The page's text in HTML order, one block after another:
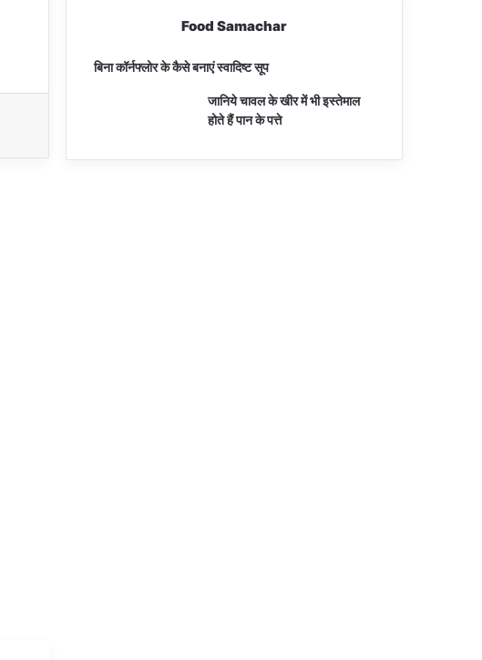
Food Samachar
बिना कॉर्नफ्लोर के कैसे बनाएं स्वादिष्ट सूप
जानिये चावल के खीर में भी इस्तेमाल
होते हैं पान के पत्ते